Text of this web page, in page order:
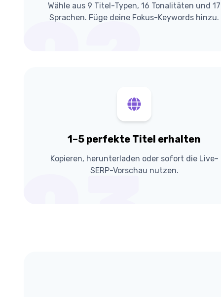
02
Wähle aus 9 Titel-Typen, 16 Tonalitäten und 17
Sprachen. Füge deine Fokus-Keywords hinzu.
03
1–5 perfekte Titel erhalten
Kopieren, herunterladen oder sofort die Live-
SERP-Vorschau nutzen.